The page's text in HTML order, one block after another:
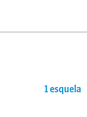
1 esquela